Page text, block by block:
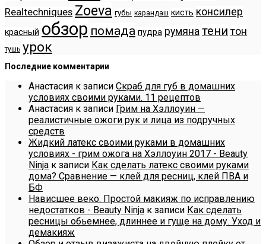
Realtechniques Zoeva губы карандаш кисть консилер
красный обзор помада пудра румяна тени тон
тушь урок
Последние комментарии
Анастасия к записи Скраб для губ в домашних
условиях своими руками. 11 рецептов
Анастасия к записи Грим на Хэллоуин —
реалистичные ожоги рук и лица из подручных
средств
Жидкий латекс своими руками в домашних
условиях - грим ожога на Хэллоуин 2017 - Beauty
Ninja к записи Как сделать латекс своими руками
дома? Сравнение — клей для ресниц, клей ПВА и
БФ
Нависшее веко. Простой макияж по исправлению
недостатков - Beauty Ninja к записи Как сделать
ресницы обьемнее, длиннее и гуще на дому. Уход и
демакияж